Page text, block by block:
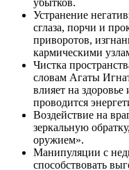
Устранение
сглаза, порчи и
приворотов,
кармическими
Чистка
словам Агаты
влияет на здоровье
проводится
Воздействие на
зеркальную
оружием».
Манипуляции с
способствовать